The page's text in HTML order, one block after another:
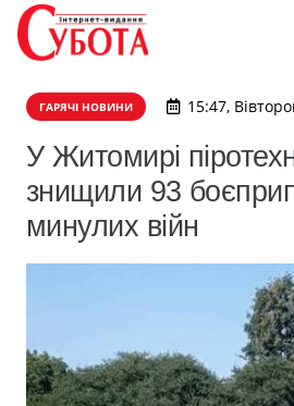
ГАРЯЧІ НОВИНИ 15:47,
У Житомирі
знищили 93
минулих війн